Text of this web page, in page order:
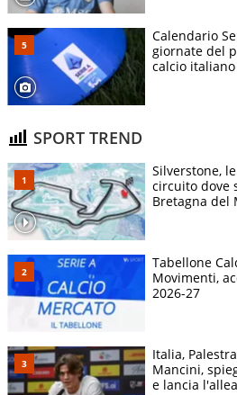
Calendario
giornate del
calcio italiano
SPORT TREND
Silverstone,
circuito dove
Bretagna del
Tabellone
Movimenti,
2026-27
Italia,
Mancini,
e lancia